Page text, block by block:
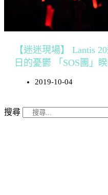
【迷迷現場】 Lantis
日的憂鬱 「SOS團」
2019-10-04
搜尋